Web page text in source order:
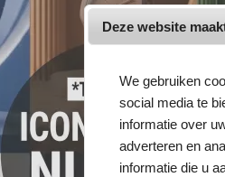
Deze website
We gebruiken
social media te
informatie over
adverteren en
informatie die u